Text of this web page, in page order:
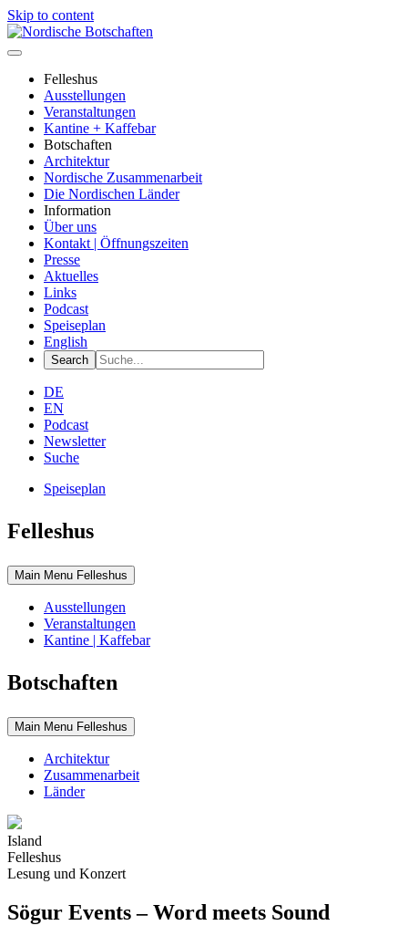
Skip to content
Felleshus
Ausstellungen
Veranstaltungen
Kantine + Kaffebar
Botschaften
Architektur
Nordische Zusammenarbeit
Die Nordischen Länder
Information
Über uns
Kontakt | Öffnungszeiten
Presse
Aktuelles
Links
Podcast
Speiseplan
English
DE
EN
Podcast
Newsletter
Suche
Speiseplan
Felleshus
Main Menu Felleshus
Ausstellungen
Veranstaltungen
Kantine | Kaffebar
Botschaften
Main Menu Felleshus
Architektur
Zusammenarbeit
Länder
Island
Felleshus
Lesung und Konzert
Sögur Events – Word meets Sound